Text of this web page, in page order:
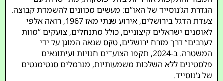
הגדרת הג’נוסייד של האו”ם: מעשים מכוונים להשמדת קבוצה.
צעדת הדגל בירושלים, אירוע שנתי מאז 1967, רואה אלפי
לאומנים ישראלים קיצוניים, כולל מתנחלים, צועקים “מוות
לערבים” דרך מזרח ירושלים, טקס שנאה המוגן על ידי
המשטרה. ב-2024, תקפו הצועדים חנויות ועיתונאים
פלסטינים ללא השלכות משמעותיות, מנרמלים סנטימנטים
של ג’נוסייד.